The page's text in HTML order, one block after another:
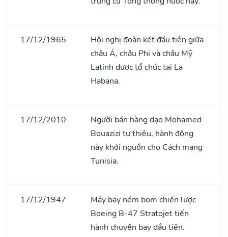
17/12/1965
Hội nghị đoàn kết đầu tiên giữa
châu Á, châu Phi và châu Mỹ
Latinh được tổ chức tại La
Habana.
17/12/2010
Người bán hàng dạo Mohamed
Bouazizi tự thiêu, hành động
này khởi nguồn cho Cách mạng
Tunisia.
17/12/1947
Máy bay ném bom chiến lược
Boeing B-47 Stratojet tiến
hành chuyến bay đầu tiên.